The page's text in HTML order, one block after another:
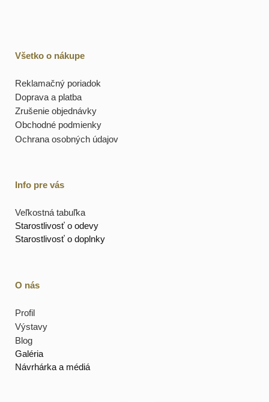
Všetko o nákupe
Reklamačný poriadok
Doprava a platba
Zrušenie objednávky
Obchodné podmienky
Ochrana osobných údajov
Info pre vás
Veľkostná tabuľka
Starostlivosť o odevy
Starostlivosť o doplnky
O nás
Profil
Výstavy
Blog
Galéria
Návrhárka a médiá